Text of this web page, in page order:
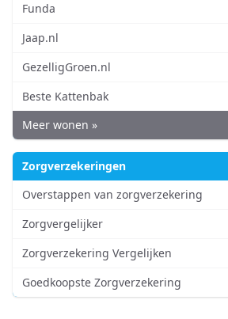
Funda
Jaap.nl
GezelligGroen.nl
Beste Kattenbak
Meer wonen »
Zorgverzekeringen
Overstappen van zorgverzekering
Zorgvergelijker
Zorgverzekering Vergelijken
Goedkoopste Zorgverzekering